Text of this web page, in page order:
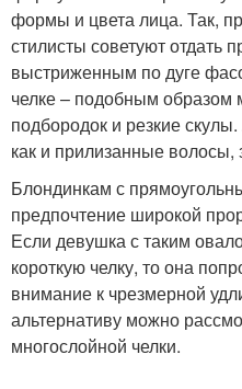
формы и цвета лица. Так,
стилисты советуют отдать
выстриженным по дуге
челке – подобным образом
подбородок и резкие
как и прилизанные волосы,
Блондинкам с
предпочтение широкой
Если девушка с таким
короткую челку, то она
внимание к чрезмерной
альтернативу можно
многослойной челки.